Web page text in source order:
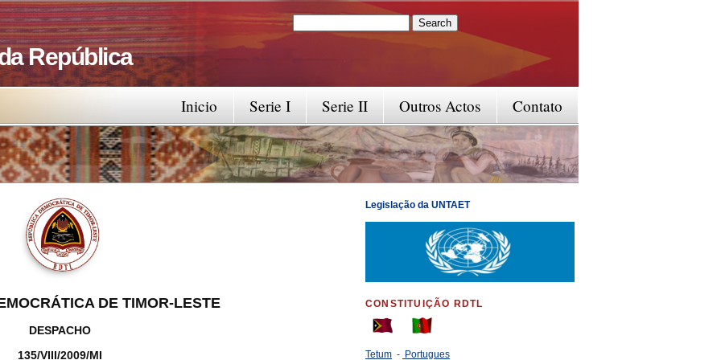
República
Search form
Contato
Outros Actos
Serie II
Serie I
Inicio
DE TIMOR-LESTE
DESPACHO
135/VIII/2009/MI
Legislação da UNTAET
CONSTITUIÇÃO RDTL
Tetum - Portugues